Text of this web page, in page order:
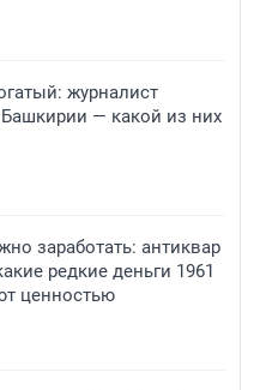
журналист
Башкирии — какой из них
заработать: антиквар
редкие деньги 1961
ценностью